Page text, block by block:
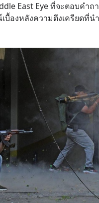
East Eye ที่จะตอบคำถ
องหลังความตึงเครียดที่น